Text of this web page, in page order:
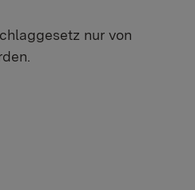
nur von